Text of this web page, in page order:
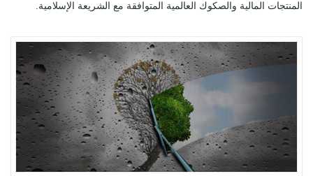
المنتجات المالية والصكوك العالمية المتوافقة مع الشريعة الإسلامية.